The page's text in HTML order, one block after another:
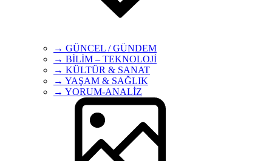
→ GÜNCEL / GÜNDEM
→ BİLİM – TEKNOLOJİ
→ KÜLTÜR & SANAT
→ YAŞAM & SAĞLIK
→ YORUM-ANALİZ